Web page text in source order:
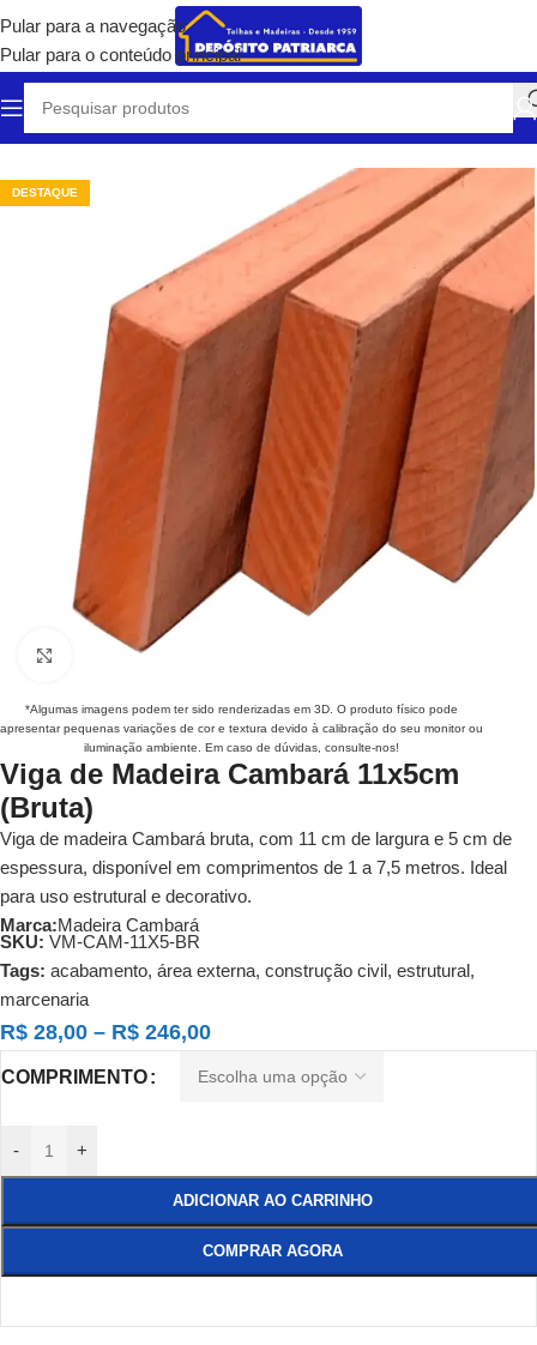
Pular para a navegação
Pular para o conteúdo principal
Início Madeiras Certificadas/Pranchas, Tábuas e Vigas
DESTAQUE
Clique para ampliar
*Algumas imagens podem ter sido renderizadas em 3D. O produto físico pode
apresentar pequenas variações de cor e textura devido à calibração do seu monitor ou
iluminação ambiente. Em caso de dúvidas, consulte-nos!
Viga de Madeira Cambará 11x5cm
(Bruta)
Viga de madeira Cambará bruta, com 11 cm de largura e 5 cm de
espessura, disponível em comprimentos de 1 a 7,5 metros. Ideal
para uso estrutural e decorativo.
Marca:Madeira Cambará
SKU: VM-CAM-11X5-BR
Tags: acabamento, área externa, construção civil, estrutural,
marcenaria
R$ 28,00 – R$ 246,00
COMPRIMENTO
- +
ADICIONAR AO CARRINHO
COMPRAR AGORA